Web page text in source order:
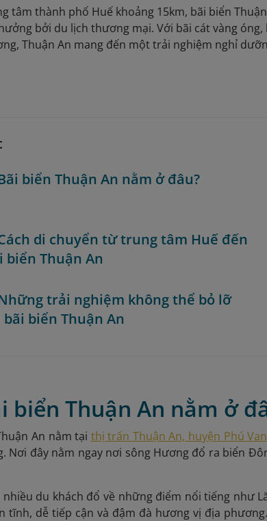
tâm thành phố Huế khoảng 15km, bãi biển
bởi du lịch thương mại. Với bãi cát vàng
Thuận An mang đến một trải nghiệm nghỉ
biển Thuận An nằm ở đâu?
di chuyển từ trung tâm Huế đến
biển Thuận An
trải nghiệm không thể bỏ lỡ
biển Thuận An
biển Thuận An nằm ở
An nằm tại thị trấn Thuận An, huyện Phú
Nơi đây nằm ngay nơi sông Hương đổ ra biển
du khách đổ về những điểm nổi tiếng như
tĩnh, dễ tiếp cận và đậm đà hương vị địa